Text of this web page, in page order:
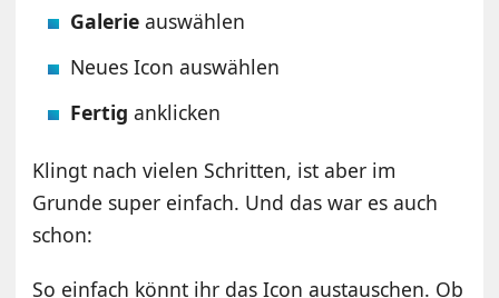
Galerie auswählen
Neues Icon auswählen
Fertig anklicken
Klingt nach vielen Schritten, ist aber im
Grunde super einfach. Und das war es auch
schon:
So einfach könnt ihr das Icon austauschen. Ob